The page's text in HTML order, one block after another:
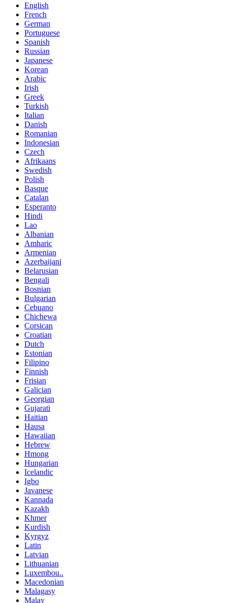
English
French
German
Portuguese
Spanish
Russian
Japanese
Korean
Arabic
Irish
Greek
Turkish
Italian
Danish
Romanian
Indonesian
Czech
Afrikaans
Swedish
Polish
Basque
Catalan
Esperanto
Hindi
Lao
Albanian
Amharic
Armenian
Azerbaijani
Belarusian
Bengali
Bosnian
Bulgarian
Cebuano
Chichewa
Corsican
Croatian
Dutch
Estonian
Filipino
Finnish
Frisian
Galician
Georgian
Gujarati
Haitian
Hausa
Hawaiian
Hebrew
Hmong
Hungarian
Icelandic
Igbo
Javanese
Kannada
Kazakh
Khmer
Kurdish
Kyrgyz
Latin
Latvian
Lithuanian
Luxembou..
Macedonian
Malagasy
Malay